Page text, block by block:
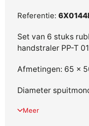
Referentie:
Set van 6 stuks
handstraler PP-T
Afmetingen: 65 x
Diameter
Meer